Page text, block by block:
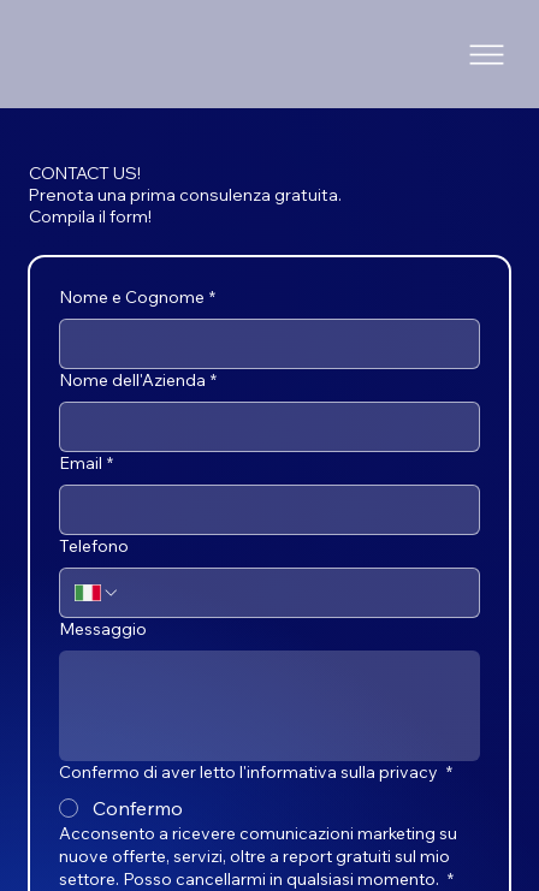
CONTACT US!
Prenota una prima consulenza gratuita.
Compila il form!
Nome e Cognome *
Nome dell'Azienda *
Email *
Telefono
Messaggio
Confermo di aver letto l'informativa sulla privacy *
Confermo
Acconsento a ricevere comunicazioni marketing su
nuove offerte, servizi, oltre a report gratuiti sul mio
settore. Posso cancellarmi in qualsiasi momento. *